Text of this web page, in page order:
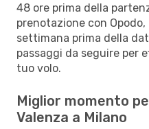
48 ore prima della
prenotazione con
settimana prima della
passaggi da seguire per
tuo volo.
Miglior momento
Valenza a Milano